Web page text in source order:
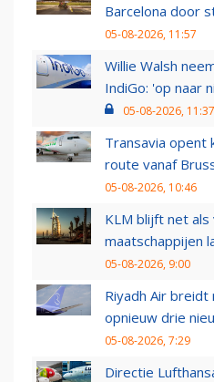
Barcelona door
05-08-2026, 11:57
Willie Walsh
IndiGo: 'op naar
05-08-2026, 11:37
Transavia opent
route vanaf
05-08-2026, 10:46
KLM blijft net als
maatschappijen
05-08-2026, 9:00
Riyadh Air
opnieuw drie
05-08-2026, 7:29
Directie